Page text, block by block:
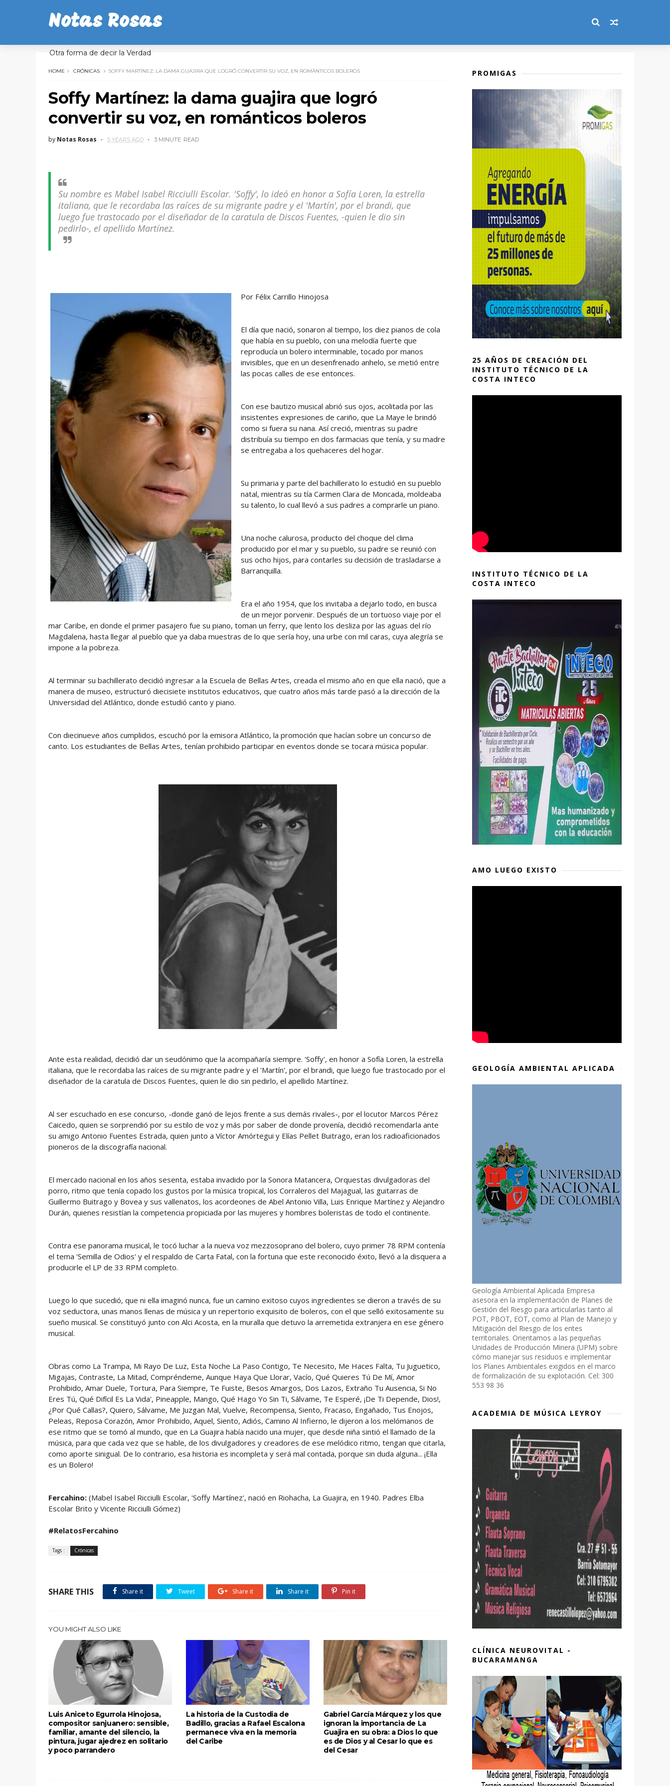
Notas Rosas
Otra forma de decir la Verdad
HOME CRÓNICAS SOFFY MARTÍNEZ: LA DAMA GUAJIRA QUE LOGRÓ CONVERTIR SU VOZ, EN ROMÁNTICOS BOLEROS
Soffy Martínez: la dama guajira que logró
convertir su voz, en románticos boleros
by Notas Rosas 5 YEARS AGO 3 MINUTE READ
Su nombre es Mabel Isabel Ricciulli Escolar. 'Soffy', lo ideó en honor a Sofía Loren, la estrella
italiana, que le recordaba las raíces de su migrante padre y el 'Martín', por el brandi, que
luego fue trastocado por el diseñador de la caratula de Discos Fuentes, -quien le dio sin
pedirlo-, el apellido Martínez.
Por Félix Carrillo Hinojosa
El día que nació, sonaron al tiempo, los diez pianos de cola
que había en su pueblo, con una melodía fuerte que
reproducía un bolero interminable, tocado por manos
invisibles, que en un desenfrenado anhelo, se metió entre
las pocas calles de ese entonces.
Con ese bautizo musical abrió sus ojos, acolitada por las
insistentes expresiones de cariño, que La Maye le brindó
como si fuera su nana. Así creció, mientras su padre
distribuía su tiempo en dos farmacias que tenía, y su madre
se entregaba a los quehaceres del hogar.
Su primaria y parte del bachillerato lo estudió en su pueblo
natal, mientras su tía Carmen Clara de Moncada, moldeaba
su talento, lo cual llevó a sus padres a comprarle un piano.
Una noche calurosa, producto del choque del clima
producido por el mar y su pueblo, su padre se reunió con
sus ocho hijos, para contarles su decisión de trasladarse a
Barranquilla.
Era el año 1954, que los invitaba a dejarlo todo, en busca
de un mejor porvenir. Después de un tortuoso viaje por el
mar Caribe, en donde el primer pasajero fue su piano, toman un ferry, que lento los desliza por las aguas del río
Magdalena, hasta llegar al pueblo que ya daba muestras de lo que sería hoy, una urbe con mil caras, cuya alegría se
impone a la pobreza.
Al terminar su bachillerato decidió ingresar a la Escuela de Bellas Artes, creada el mismo año en que ella nació, que a
manera de museo, estructuró diecisiete institutos educativos, que cuatro años más tarde pasó a la dirección de la
Universidad del Atlántico, donde estudió canto y piano.
Con diecinueve años cumplidos, escuchó por la emisora Atlántico, la promoción que hacían sobre un concurso de
canto. Los estudiantes de Bellas Artes, tenían prohibido participar en eventos donde se tocara música popular.
Ante esta realidad, decidió dar un seudónimo que la acompañaría siempre. 'Soffy', en honor a Sofía Loren, la estrella
italiana, que le recordaba las raíces de su migrante padre y el 'Martín', por el brandi, que luego fue trastocado por el
diseñador de la caratula de Discos Fuentes, quien le dio sin pedirlo, el apellido Martínez.
Al ser escuchado en ese concurso, -donde ganó de lejos frente a sus demás rivales-, por el locutor Marcos Pérez
Caicedo, quien se sorprendió por su estilo de voz y más por saber de donde provenía, decidió recomendarla ante
su amigo Antonio Fuentes Estrada, quien junto a Víctor Amórtegui y Elías Pellet Buitrago, eran los radioaficionados
pioneros de la discografía nacional.
El mercado nacional en los años sesenta, estaba invadido por la Sonora Matancera, Orquestas divulgadoras del
porro, ritmo que tenía copado los gustos por la música tropical, los Corraleros del Majagual, las guitarras de
Guillermo Buitrago y Bovea y sus vallenatos, los acordeones de Abel Antonio Villa, Luis Enrique Martínez y Alejandro
Durán, quienes resistían la competencia propiciada por las mujeres y hombres boleristas de todo el continente.
Contra ese panorama musical, le tocó luchar a la nueva voz mezzosoprano del bolero, cuyo primer 78 RPM contenía
el tema 'Semilla de Odios' y el respaldo de Carta Fatal, con la fortuna que este reconocido éxito, llevó a la disquera a
producirle el LP de 33 RPM completo.
Luego lo que sucedió, que ni ella imaginó nunca, fue un camino exitoso cuyos ingredientes se dieron a través de su
voz seductora, unas manos llenas de música y un repertorio exquisito de boleros, con el que selló exitosamente su
sueño musical. Se constituyó junto con Alci Acosta, en la muralla que detuvo la arremetida extranjera en ese género
musical.
Obras como La Trampa, Mi Rayo De Luz, Esta Noche La Paso Contigo, Te Necesito, Me Haces Falta, Tu Juguetico,
Migajas, Contraste, La Mitad, Compréndeme, Aunque Haya Que Llorar, Vacío, Qué Quieres Tú De Mí, Amor
Prohibido, Amar Duele, Tortura, Para Siempre, Te Fuiste, Besos Amargos, Dos Lazos, Extraño Tu Ausencia, Si No
Eres Tú, Qué Difícil Es La Vida', Pineapple, Mango, Qué Hago Yo Sin Ti, Sálvame, Te Esperé, ¡De Ti Depende, Dios!,
¿Por Qué Callas?, Quiero, Sálvame, Me Juzgan Mal, Vuelve, Recompensa, Siento, Fracaso, Engañado, Tus Enojos,
Peleas, Reposa Corazón, Amor Prohibido, Aquel, Siento, Adiós, Camino Al Infierno, le dijeron a los melómanos de
ese ritmo que se tomó al mundo, que en La Guajira había nacido una mujer, que desde niña sintió el llamado de la
música, para que cada vez que se hable, de los divulgadores y creadores de ese melódico ritmo, tengan que citarla,
como aporte sinigual. De lo contrario, esa historia es incompleta y será mal contada, porque sin duda alguna... ¡Ella
es un Bolero!
Fercahino: (Mabel Isabel Ricciulli Escolar, 'Soffy Martínez', nació en Riohacha, La Guajira, en 1940. Padres Elba
Escolar Brito y Vicente Ricciulli Gómez)
#RelatosFercahino
Tags : Crónicas
SHARE THIS Share it Tweet Share it Share it Pin it
YOU MIGHT ALSO LIKE
Luis Aniceto Egurrola Hinojosa,
compositor sanjuanero: sensible,
familiar, amante del silencio, la
pintura, jugar ajedrez en solitario
y poco parrandero
La historia de la Custodia de
Badillo, gracias a Rafael Escalona
permanece viva en la memoria
del Caribe
Gabriel García Márquez y los que
ignoran la importancia de La
Guajira en su obra: a Dios lo que
es de Dios y al Cesar lo que es
del Cesar
PROMIGAS
25 AÑOS DE CREACIÓN DEL
INSTITUTO TÉCNICO DE LA
COSTA INTECO
INSTITUTO TÉCNICO DE LA
COSTA INTECO
AMO LUEGO EXISTO
GEOLOGÍA AMBIENTAL APLICADA
Geología Ambiental Aplicada Empresa
asesora en la implementación de Planes de
Gestión del Riesgo para articularlas tanto al
POT, PBOT, EOT, como al Plan de Manejo y
Mitigación del Riesgo de los entes
territoriales. Orientamos a las pequeñas
Unidades de Producción Minera (UPM) sobre
cómo manejar sus residuos e implementar
los Planes Ambientales exigidos en el marco
de formalización de su explotación. Cel: 300
553 98 36
ACADEMIA DE MÚSICA LEYROY
CLÍNICA NEUROVITAL -
BUCARAMANGA